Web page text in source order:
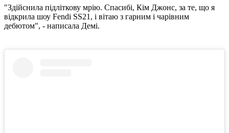
"Здійснила підліткову мрію. Спасибі, Кім Джонс, за те, що я
відкрила шоу Fendi SS21, і вітаю з гарним і чарівним
дебютом", - написала Демі.